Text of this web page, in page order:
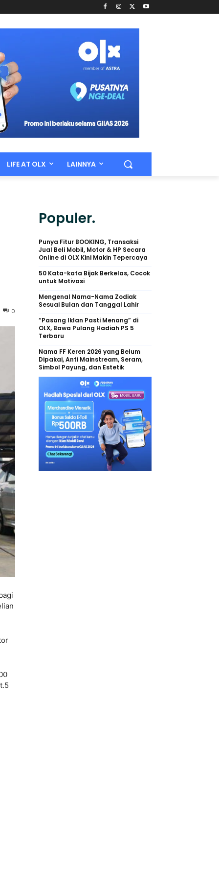
LIFE AT OLX LAINNYA
0
Populer.
Punya Fitur BOOKING, Transaksi
Jual Beli Mobil, Motor & HP Secara
Online di OLX Kini Makin Tepercaya
50 Kata-kata Bijak Berkelas, Cocok
untuk Motivasi
Mengenal Nama-Nama Zodiak
Sesuai Bulan dan Tanggal Lahir
“Pasang Iklan Pasti Menang” di
OLX, Bawa Pulang Hadiah PS 5
Terbaru
Nama FF Keren 2026 yang Belum
Dipakai, Anti Mainstream, Seram,
Simbol Payung, dan Estetik